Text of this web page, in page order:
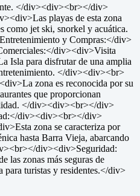
</div><div><br></div>
playas de esta zona
como jet ski, snorkel y acuática.
y Compras:</div>
div><div>Visita
Isla para disfrutar de una amplia
</div><div><br>
zona es reconocida por su
que proporcionan
</div><div><br></div>
div><div><br></div>
zona se caracteriza por
hasta Barra Vieja, abarcando
div><div>Seguridad:
las zonas más seguras de
para turistas y residentes.</div>